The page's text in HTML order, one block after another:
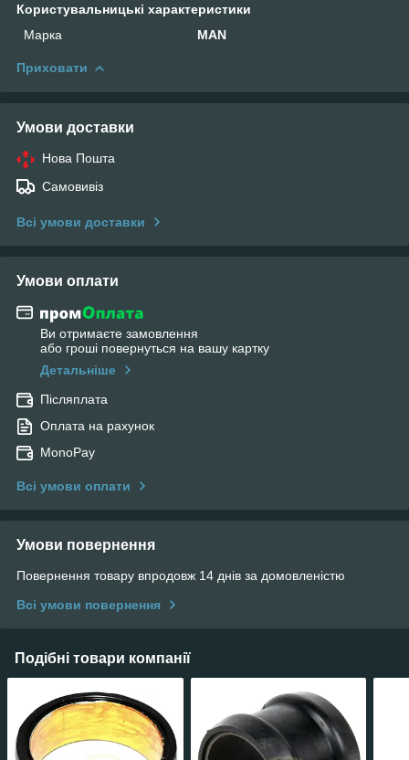
Користувальницькі характеристики
Марка
MAN
Приховати
Умови доставки
Нова Пошта
Самовивіз
Всі умови доставки
Умови оплати
Ви отримаєте замовлення
або гроші повернуться на вашу картку
Детальніше
Післяплата
Оплата на рахунок
MonoPay
Всі умови оплати
Умови повернення
Повернення товару впродовж 14 днів за домовленістю
Всі умови повернення
Подібні товари компанії